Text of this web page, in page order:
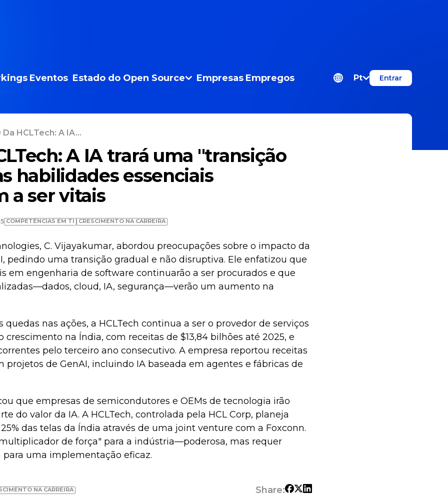
Eventos Estado do Open Source Empresas Empregos Pt Entrar
Da HCLTech: A IA...
A IA trará uma "transição
habilidades essenciais
a ser vitais
COMPETÊNCIAS EM TI CRESCIMENTO NA CARREIRA
C. Vijayakumar, abordou preocupações sobre o impacto da
pedindo uma transição gradual e não disruptiva. Ele enfatizou que
em engenharia de software continuarão a ser procurados e que
cloud, IA, segurança—verão um aumento na
quedas nas ações, a HCLTech continua a ser o provedor de serviços
crescimento na Índia, com receitas de $13,84 bilhões até 2025, e
pelo terceiro ano consecutivo. A empresa reportou receitas
projetos de GenAI, incluindo IA baseada em agentes e fábricas de
que empresas de semicondutores e OEMs de tecnologia irão
do valor da IA. A HCLTech, controlada pela HCL Corp, planeja
das telas da Índia através de uma joint venture com a Foxconn.
de força" para a indústria—poderosa, mas requer
uma implementação eficaz.
NA CARREIRA Share: